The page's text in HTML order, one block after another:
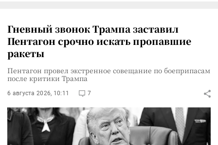
Гневный звонок Трампа заставил
Пентагон срочно искать пропавшие
ракеты
Пентагон провел экстренное совещание по боеприпасам
после критики Трампа
6 августа 2026, 10:11 7